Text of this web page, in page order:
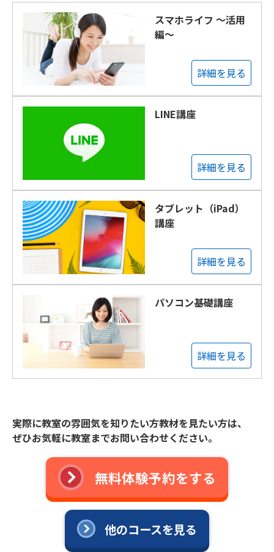
スマホライフ ～活用
編～
詳細を見る
LINE講座
詳細を見る
タブレット（iPad）
講座
詳細を見る
パソコン基礎講座
詳細を見る
実際に教室の雰囲気を知りたい方教材を見たい方は、
ぜひお気軽に教室までお問い合わせください。
無料体験予約をする
他のコースを見る